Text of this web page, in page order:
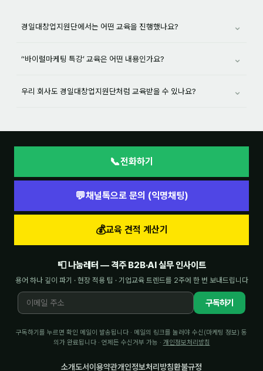
경일대창업지원단에서는 어떤 교육을 진행했나요? ⌄
‘'바이럴마케팅 특강’ 교육은 어떤 내용인가요? ⌄
우리 회사도 경일대창업지원단처럼 교육받을 수 있나요? ⌄
📞전화하기
💬채널톡으로 문의 (익명채팅)
💰교육 견적 계산기
📮 나눔레터 — 격주 B2B·AI 실무 인사이트
용어 하나 깊이 파기 · 현장 적용 팁 · 기업교육 트렌드를 2주에 한 번 보내드립니다
구독하기
구독하기를 누르면 확인 메일이 발송됩니다 · 메일의 링크를 눌러야 수신(마케팅 정보) 동
의가 완료됩니다 · 언제든 수신거부 가능 · 개인정보처리방침
소개도서이용약관개인정보처리방침환불규정